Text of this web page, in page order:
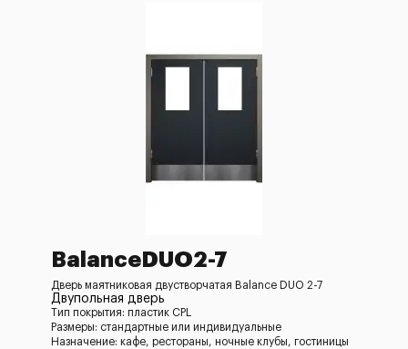
BalanceDUO2-7
Дверь маятниковая двустворчатая Balance DUO 2-7
Двупольная дверь
Тип покрытия: пластик CPL
Размеры: стандартные или индивидуальные
Назначение: кафе, рестораны, ночные клубы, гостиницы